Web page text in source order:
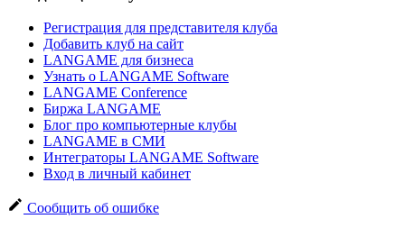
Регистрация для представителя клуба
Добавить клуб на сайт
LANGAME для бизнеса
Узнать о LANGAME Software
LANGAME Conference
Биржа LANGAME
Блог про компьютерные клубы
LANGAME в СМИ
Интеграторы LANGAME Software
Вход в личный кабинет
Сообщить об ошибке